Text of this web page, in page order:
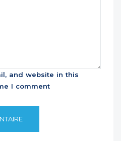
and website in this
I comment